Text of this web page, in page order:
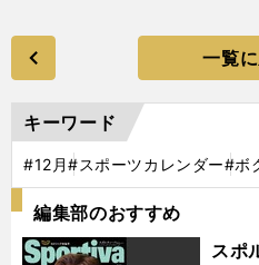
一覧
キーワード
#12月#スポーツカレンダー#ボ
編集部のおすすめ
スポ